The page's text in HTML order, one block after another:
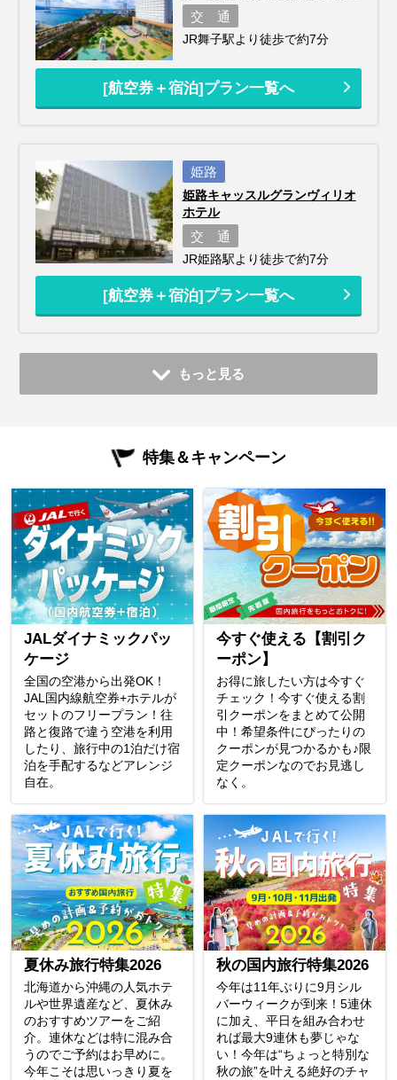
交 通
JR舞子駅より徒歩で約7分
[航空券＋宿泊]プラン一覧へ
姫路
姫路キャッスルグランヴィリオ
ホテル
交 通
JR姫路駅より徒歩で約7分
[航空券＋宿泊]プラン一覧へ
もっと見る
特集＆キャンペーン
JALダイナミックパッ
ケージ
全国の空港から出発OK！
JAL国内線航空券+ホテルが
セットのフリープラン！往
路と復路で違う空港を利用
したり、旅行中の1泊だけ宿
泊を手配するなどアレンジ
自在。
今すぐ使える【割引ク
ーポン】
お得に旅したい方は今すぐ
チェック！今すぐ使える割
引クーポンをまとめて公開
中！希望条件にぴったりの
クーポンが見つかるかも♪限
定クーポンなのでお見逃し
なく。
夏休み旅行特集2026
北海道から沖縄の人気ホテ
ルや世界遺産など、夏休み
のおすすめツアーをご紹
介。連休などは特に混み合
うのでご予約はお早めに。
今年こそは思いっきり夏を
秋の国内旅行特集2026
今年は11年ぶりに9月シル
バーウィークが到来！5連休
に加え、平日を組み合わせ
れば最大9連休も夢じゃな
い！今年は“ちょっと特別な
秋の旅”を叶える絶好のチャ